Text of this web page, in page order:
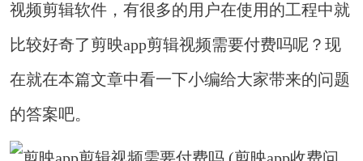
视频剪辑软件，有很多的用户在使用的工程中就
比较好奇了剪映app剪辑视频需要付费吗呢？现
在就在本篇文章中看一下小编给大家带来的问题
的答案吧。